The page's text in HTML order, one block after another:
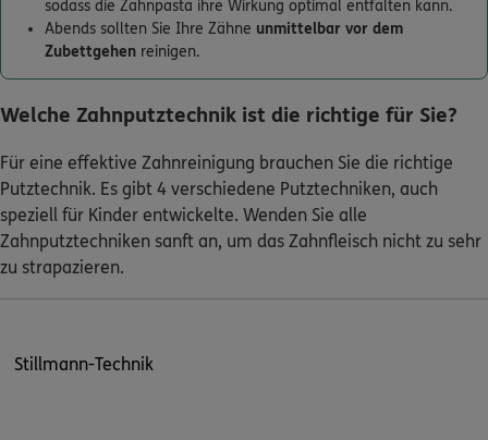
sodass die Zahnpasta ihre Wirkung optimal entfalten kann.
Abends sollten Sie Ihre Zähne unmittelbar vor dem
Zubettgehen reinigen.
Welche Zahnputztechnik ist die richtige für Sie?
Für eine effektive Zahnreinigung brauchen Sie die richtige
Putztechnik. Es gibt 4 verschiedene Putztechniken, auch
speziell für Kinder entwickelte. Wenden Sie alle
Zahnputztechniken sanft an, um das Zahnfleisch nicht zu sehr
zu strapazieren.
Stillmann-Technik